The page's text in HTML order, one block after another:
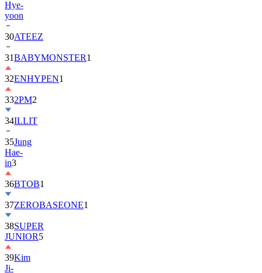
30ATEEZ
31BABYMONSTER
32ENHYPEN1
332PM2
34ILLIT
35Jung
Hae-
in3
36BTOB
37ZEROBASEONE
38SUPER
JUNIOR
39Kim
Ji-
won1